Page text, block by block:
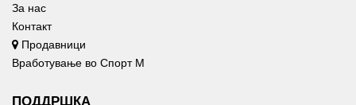
За нас
Контакт
Продавници
Вработување во Спорт М
ПОДДРШКА